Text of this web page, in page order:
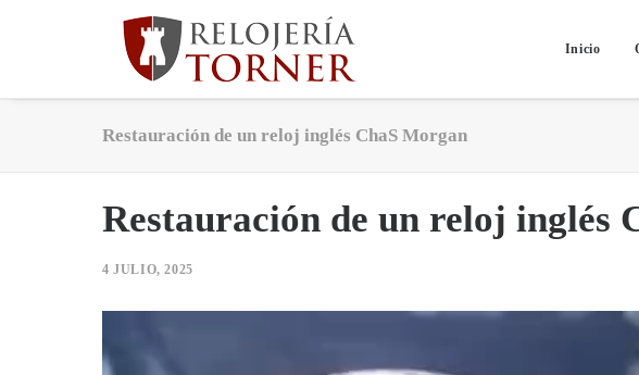
Inicio
Restauración de un reloj inglés ChaS Morgan
Restauración de un reloj inglés
4 JULIO, 2025